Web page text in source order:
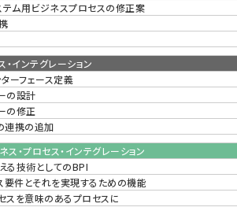
テム用ビジネスプロセスの修正案
・インテグレーション
ーフェース定義
の設計
の修正
連携の追加
・プロセス・インテグレーション
る技術としてのBPI
要件とそれを実現するための機能
スを意味のあるプロセスに